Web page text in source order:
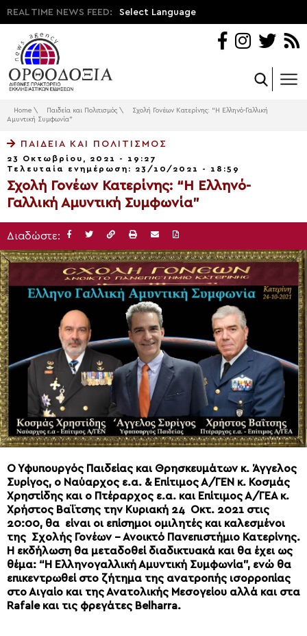
REAL TIME NEWS FEED: Select Language
Home \ Παιδεία και Πολιτισμός \
Σχολή Γονέων Κατερίνης: “Η Ελληνό-Γαλλική
Αμυντική Συμφωνία”
ΠΑΙΔΕΊΑ ΚΑΙ ΠΟΛΙΤΙΣΜΌΣ
23 Οκτωβρίου, 2021 - 19:27
Τελευταία ενημέρωση: 23/10/2021 - 18:59
Σχολή Γονέων Κατερίνης: “Η Ελληνό-
Γαλλική Αμυντική Συμφωνία”
Διαδώστε:
Ο Υφυπουργός Παιδείας και Θρησκευμάτων κ. Άγγελος
Συρίγος, ο Ναύαρχος ε.α. & Επίτιμος Α/ΓΕΝ κ. Κοσμάς
Χρηστίδης και ο Πτέραρχος ε.α. και Επίτιμος Α/ΓΕΑ κ.
Χρήστος Βαΐτσης την Κυριακή 24 Οκτ. 2021 στις
20:00, θα είναι οι επίσημοι ομιλητές και καλεσμένοι
της Σχολής Γονέων – Ανοικτό Πανεπιστήμιο Κατερίνης.
Η εκδήλωση θα μεταδοθεί διαδικτυακά και θα έχει ως
θέμα: “Η Ελληνογαλλική Αμυντική Συμφωνία”, ενώ θα
επικεντρωθεί στο ζήτημα της ανατροπής ισορροπίας
στο Αιγαίο και της Ανατολικής Μεσογείου αλλά και στα
Rafale και τις φρεγάτες Belharra.